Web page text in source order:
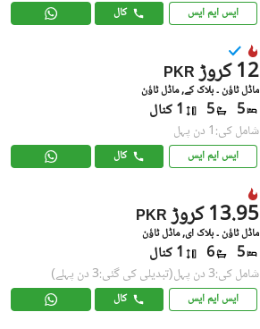
ایس ایم ایس کال
PKR 12 کروڑ
ماڈل ٹاؤن ۔ بلاک کے, ماڈل ٹاؤن
5
5 1 کنال
شامل کی:1 دن پہل
ایس ایم ایس کال
PKR 13.95 کروڑ
ماڈل ٹاؤن ۔ بلاک ای, ماڈل ٹاؤن
5
6 1 کنال
شامل کی:3 دن پہل (تبدیلی کی گئی:3 دن پہلے)
ایس ایم ایس کال